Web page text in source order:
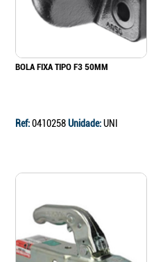
BOLA FIXA TIPO F3 50MM
Ref:0410258Unidade:UNI